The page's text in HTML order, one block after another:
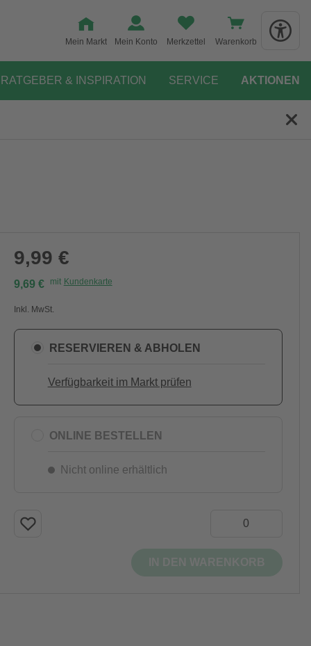
Mein Markt Mein Konto Merkzettel Warenkorb
RATGEBER & INSPIRATION SERVICE AKTIONEN
9,99 €
9,69 € mit Kundenkarte
Inkl. MwSt.
RESERVIEREN & ABHOLEN
Verfügbarkeit im Markt prüfen
ONLINE BESTELLEN
Nicht online erhältlich